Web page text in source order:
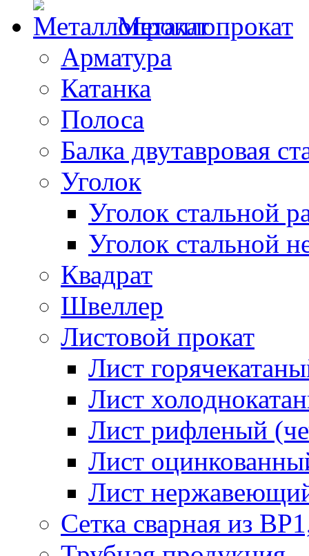
Металлопрокат
Арматура
Катанка
Полоса
Балка двутавровая
Уголок
Уголок стальной
Уголок стальной
Квадрат
Швеллер
Листовой прокат
Лист
Лист
Лист рифленый
Лист
Лист
Сетка сварная из